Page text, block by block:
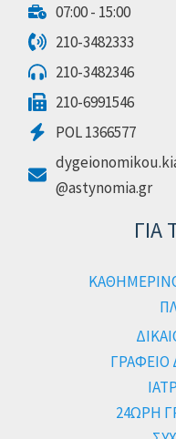
07:00 - 15:00
210-3482333
210-3482346
210-6991546
POL 1366577
@astynomia.gr
ΓΙΑ
ΓΡΑΦΕΙΟ
24ΩΡΗ